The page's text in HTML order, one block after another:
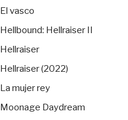
El vasco
Hellbound: Hellraiser II
Hellraiser
Hellraiser (2022)
La mujer rey
Moonage Daydream